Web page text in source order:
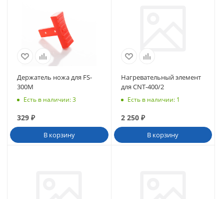
Держатель ножа для FS-
300M
Есть в наличии: 3
329 ₽
В корзину
Нагревательный элемент
для CNT-400/2
Есть в наличии: 1
2 250₽
В корзину